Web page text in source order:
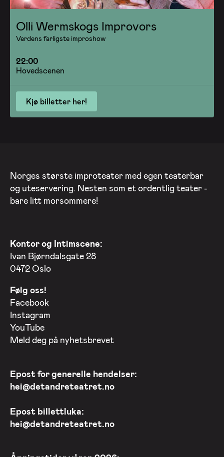
Olli Wermskogs Improvors
Verdens farligste improshow
22:00
Hovedscenen
Kjø billetter her!
Norges største improteater med egen teaterbar
og uteservering. Nesten som et ordentlig teater -
bare litt morsommere!
Kontor og Intimscene:
Ivan Bjørndalsgate 28
0472 Oslo
Følg oss!
Facebook
Instagram
YouTube
Meld deg på nyhetsbrevet
Epost for generelle hendelser:
hei@detandreteatret.no
Epost billettluka:
hei@detandreteatret.no